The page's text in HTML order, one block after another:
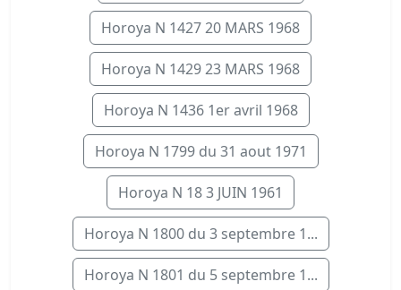
Horoya N 1427 20 MARS 1968
Horoya N 1429 23 MARS 1968
Horoya N 1436 1er avril 1968
Horoya N 1799 du 31 aout 1971
Horoya N 18 3 JUIN 1961
Horoya N 1800 du 3 septembre 1...
Horoya N 1801 du 5 septembre 1...